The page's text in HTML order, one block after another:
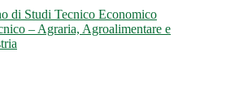
di Studi Tecnico Economico
– Agraria, Agroalimentare e